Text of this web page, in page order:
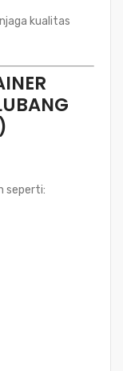
kualitas
seperti: